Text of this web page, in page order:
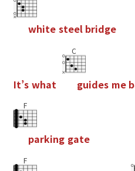
white steel bridge
It’s what
C
guides me b
F
parking gate
F